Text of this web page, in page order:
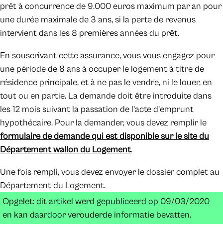
prêt à concurrence de 9.000 euros maximum par an pour
une durée maximale de 3 ans, si la perte de revenus
intervient dans les 8 premières années du prêt.
En souscrivant cette assurance, vous vous engagez pour
une période de 8 ans à occuper le logement à titre de
résidence principale, et à ne pas le vendre, ni le louer, en
tout ou en partie. La demande doit être introduite dans
les 12 mois suivant la passation de l’acte d’emprunt
hypothécaire. Pour la demander, vous devez remplir le
formulaire de demande qui est disponible sur le site du
Département wallon du Logement.
Une fois rempli, vous devez envoyer le dossier complet au
Département du Logement.
Opgelet: dit artikel werd gepubliceerd op 09/03/2020
en kan daardoor verouderde informatie bevatten.